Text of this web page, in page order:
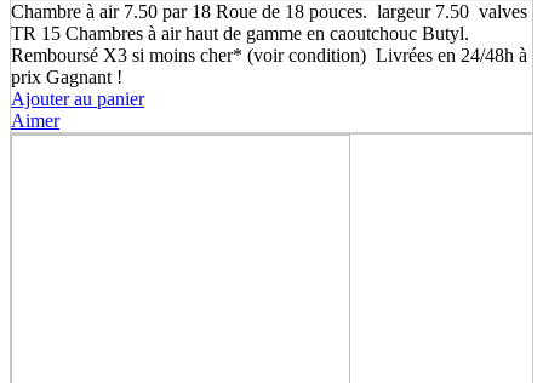
Chambre à air 7.50 par 18 Roue de 18 pouces. largeur 7.50 valves
TR 15 Chambres à air haut de gamme en caoutchouc Butyl.
Remboursé X3 si moins cher* (voir condition) Livrées en 24/48h à
prix Gagnant !
Ajouter au panier
Aimer